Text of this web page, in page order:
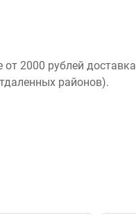
2000 рублей доставка
районов).